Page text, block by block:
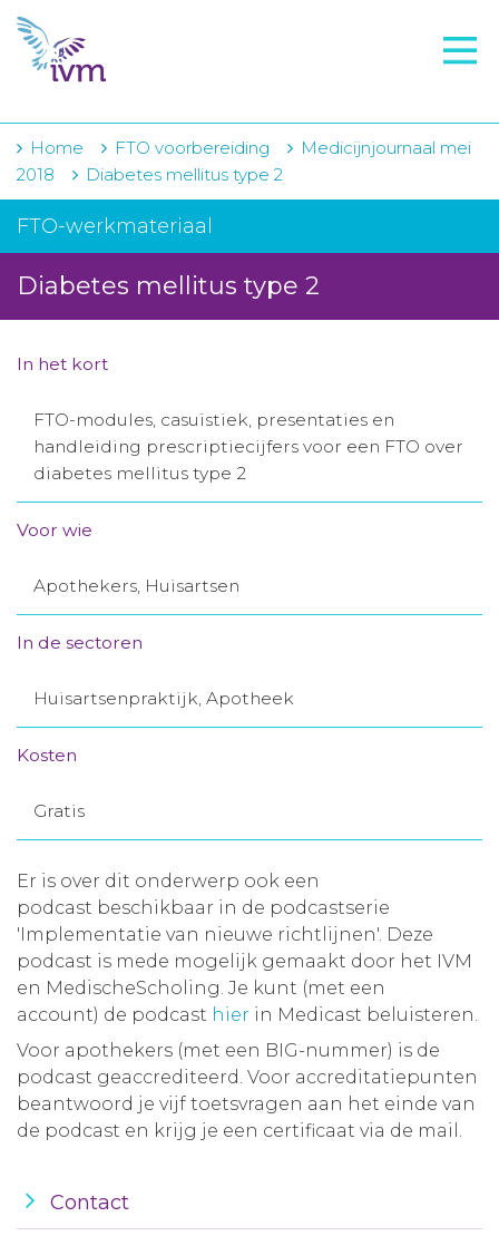
VMI
FTO voorbereiding
IVM-academie
Zorginstellingen
Voorschrijfgedrag
Projecten
Contact
Winkelwagentje
Aanmelden nieuwsbrief
Inloggen
Home FTO voorbereiding
Medicijnjournaal mei
2018
Diabetes mellitus type 2
FTO-werkmateriaal
Diabetes mellitus type 2
In het kort
FTO-modules, casuïstiek, presentaties en
handleiding prescriptiecijfers voor een FTO over
diabetes mellitus type 2
Voor wie
Apothekers, Huisartsen
In de sectoren
Huisartsenpraktijk, Apotheek
Kosten
Gratis
Er is over dit onderwerp ook een
podcast beschikbaar in de podcastserie
'Implementatie van nieuwe richtlijnen'. Deze
podcast is mede mogelijk gemaakt door het IVM
en MedischeScholing. Je kunt (met een
account) de podcast hier in Medicast beluisteren.
Voor apothekers (met een BIG-nummer) is de
podcast geaccrediteerd. Voor accreditatiepunten
beantwoord je vijf toetsvragen aan het einde van
de podcast en krijg je een certificaat via de mail.
Contact